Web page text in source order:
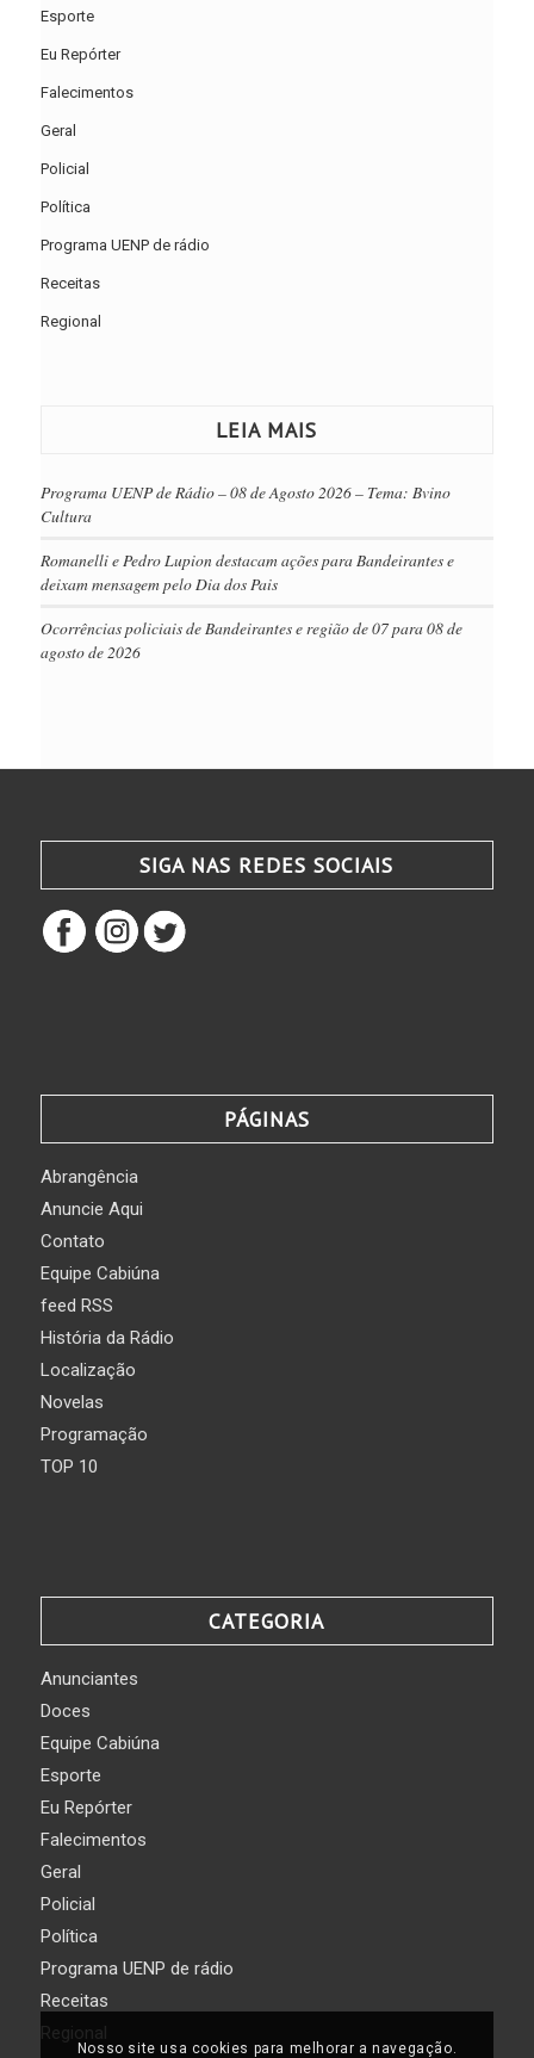
Esporte
Eu Repórter
Falecimentos
Geral
Policial
Política
Programa UENP de rádio
Receitas
Regional
LEIA MAIS
Programa UENP de Rádio – 08 de Agosto 2026 – Tema: Bvino
Cultura
Romanelli e Pedro Lupion destacam ações para Bandeirantes e
deixam mensagem pelo Dia dos Pais
Ocorrências policiais de Bandeirantes e região de 07 para 08 de
agosto de 2026
SIGA NAS REDES SOCIAIS
PÁGINAS
Abrangência
Anuncie Aqui
Contato
Equipe Cabiúna
feed RSS
História da Rádio
Localização
Novelas
Programação
TOP 10
CATEGORIA
Anunciantes
Doces
Equipe Cabiúna
Esporte
Eu Repórter
Falecimentos
Geral
Policial
Política
Programa UENP de rádio
Receitas
Regional
Nosso site usa cookies para melhorar a navegação.